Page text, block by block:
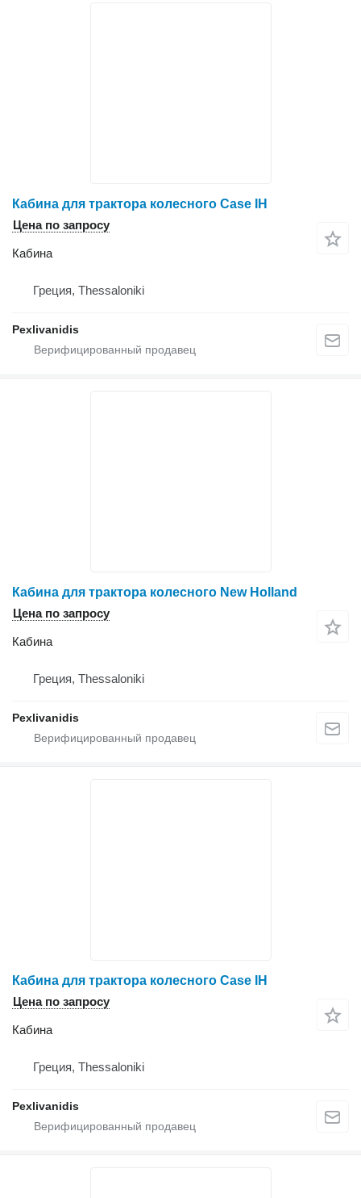
Кабина для трактора колесного Case IH
Цена по запросу
Кабина
Греция, Thessaloniki
Pexlivanidis
Кабина для трактора колесного New Holland
Цена по запросу
Кабина
Греция, Thessaloniki
Pexlivanidis
Кабина для трактора колесного Case IH
Цена по запросу
Кабина
Греция, Thessaloniki
Pexlivanidis